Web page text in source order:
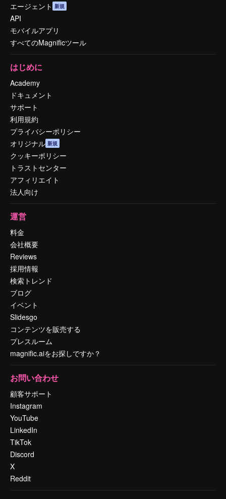
エージェント 新規
API
モバイルアプリ
すべてのMagnificツール
はじめに
Academy
ドキュメント
サポート
利用規約
プライバシーポリシー
オリジナル 新規
クッキーポリシー
トラストセンター
アフィリエイト
法人向け
運営
料金
会社概要
Reviews
採用情報
検索トレンド
ブログ
イベント
Slidesgo
コンテンツを販売する
プレスルーム
magnific.aiをお探しですか？
お問い合わせ
顧客サポート
Instagram
YouTube
LinkedIn
TikTok
Discord
X
Reddit